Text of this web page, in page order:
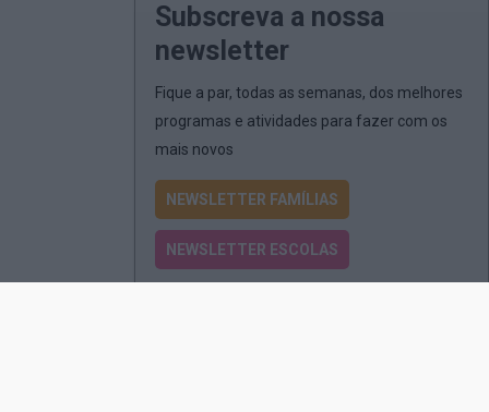
Subscreva a nossa
newsletter
Fique a par, todas as semanas, dos melhores
programas e atividades para fazer com os
mais novos
NEWSLETTER FAMÍLIAS
NEWSLETTER ESCOLAS